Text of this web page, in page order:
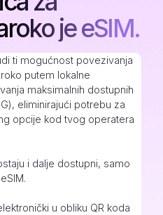
je eSIM.
ti mogućnost povezivanja
putem lokalne
maksimalnih dostupnih
eliminirajući potrebu za
opcije kod tvog operatera
i dalje dostupni, samo
u obliku QR koda